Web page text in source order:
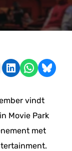
Delen op LinkedIn Delen via WhatsApp Share on Bluesky
vindt
Movie Park
met